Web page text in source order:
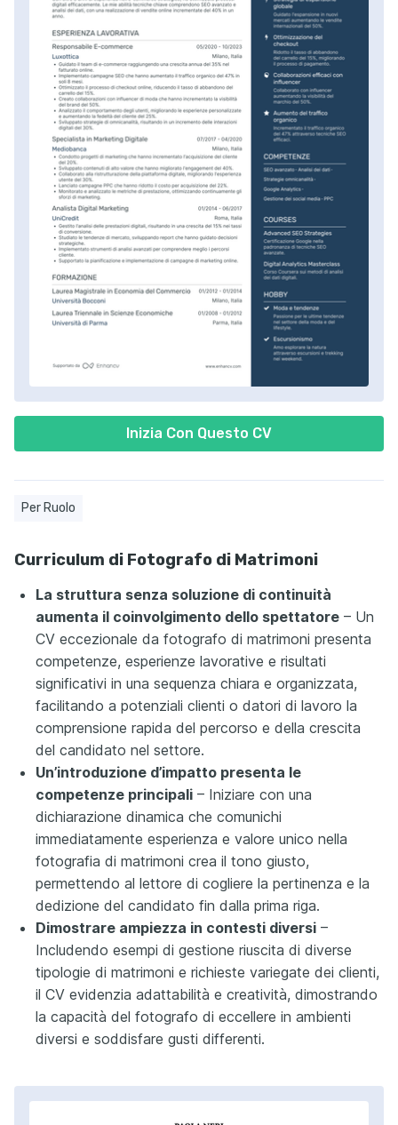
Inizia Con Questo CV
Per Ruolo
Curriculum di Fotografo di Matrimoni
La struttura senza soluzione di continuità
aumenta il coinvolgimento dello spettatore – Un
CV eccezionale da fotografo di matrimoni presenta
competenze, esperienze lavorative e risultati
significativi in una sequenza chiara e organizzata,
facilitando a potenziali clienti o datori di lavoro la
comprensione rapida del percorso e della crescita
del candidato nel settore.
Un’introduzione d’impatto presenta le
competenze principali – Iniziare con una
dichiarazione dinamica che comunichi
immediatamente esperienza e valore unico nella
fotografia di matrimoni crea il tono giusto,
permettendo al lettore di cogliere la pertinenza e la
dedizione del candidato fin dalla prima riga.
Dimostrare ampiezza in contesti diversi –
Includendo esempi di gestione riuscita di diverse
tipologie di matrimoni e richieste variegate dei clienti,
il CV evidenzia adattabilità e creatività, dimostrando
la capacità del fotografo di eccellere in ambienti
diversi e soddisfare gusti differenti.